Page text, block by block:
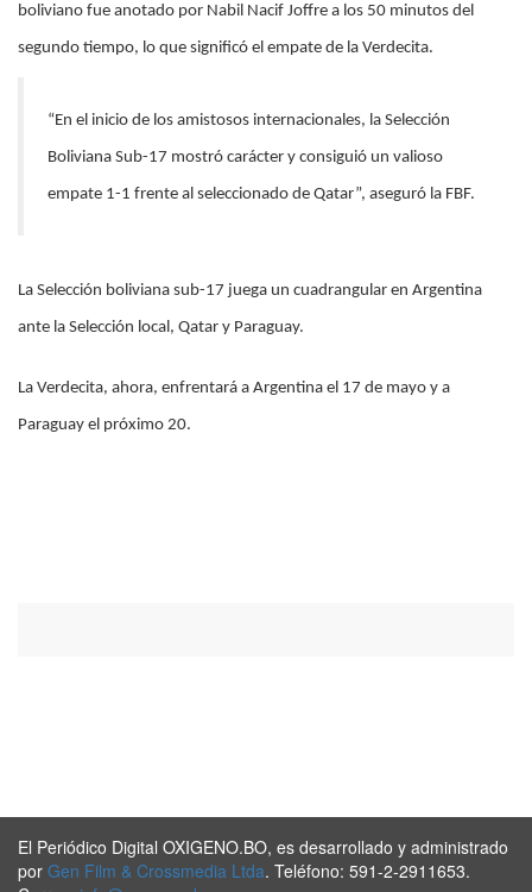
boliviano fue anotado por Nabil Nacif Joffre a los 50 minutos del
segundo tiempo, lo que significó el empate de la Verdecita.
“En el inicio de los amistosos internacionales, la Selección
Boliviana Sub-17 mostró carácter y consiguió un valioso
empate 1-1 frente al seleccionado de Qatar”, aseguró la FBF.
La Selección boliviana sub-17 juega un cuadrangular en Argentina
ante la Selección local, Qatar y Paraguay.
La Verdecita, ahora, enfrentará a Argentina el 17 de mayo y a
Paraguay el próximo 20.
El Periódico Digital OXIGENO.BO, es desarrollado y administrado
por Gen Film & Crossmedia Ltda. Teléfono: 591-2-2911653.